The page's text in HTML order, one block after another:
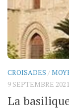
CROISADES /
9 SEPTEMBRE 2021
La